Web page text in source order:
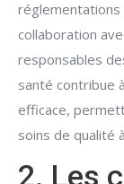
réglementations
collaboration
responsables
santé contribue
efficace,
soins de qualité
2. Les